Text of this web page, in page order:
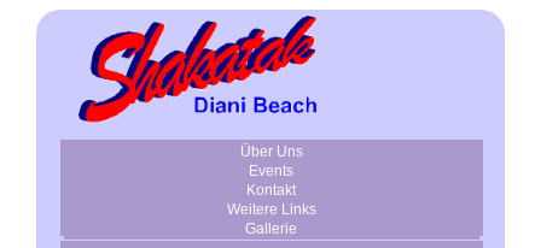
Über Uns
Events
Kontakt
Weitere Links
Gallerie